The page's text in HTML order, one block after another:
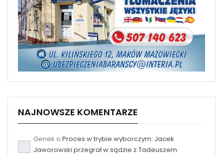
NAJNOWSZE KOMENTARZE
Genek o Proces w trybie wyborczym: Jacek
Jaworowski przegrał w sądzie z Tadeuszem